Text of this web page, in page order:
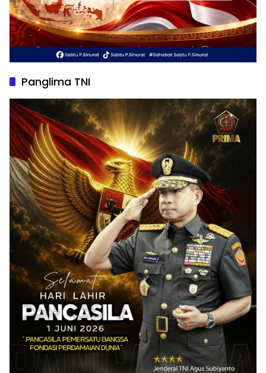
Panglima TNI